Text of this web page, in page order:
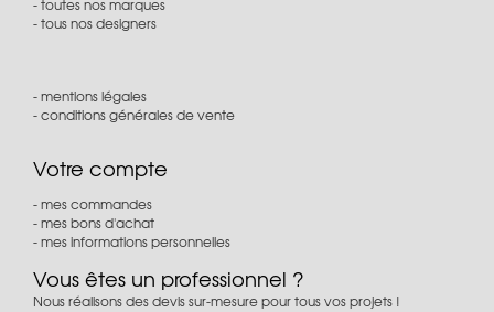
tous nos designers
mentions légales
conditions générales de vente
Votre compte
mes commandes
mes bons d'achat
mes informations personnelles
Vous êtes un professionnel ?
Nous réalisons des devis sur-mesure pour tous vos projets !